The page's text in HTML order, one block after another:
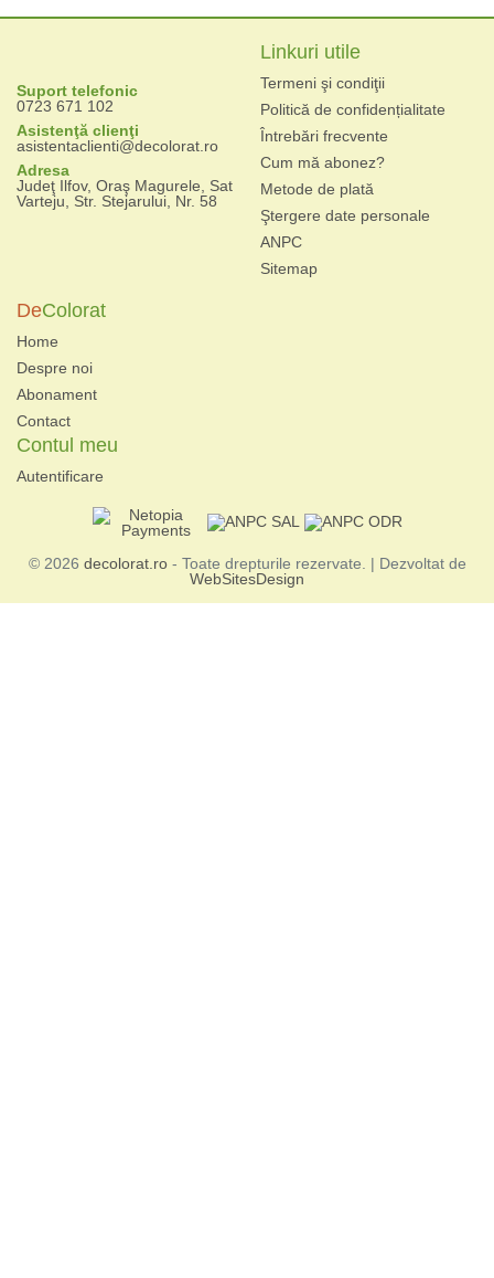
Suport telefonic
0723 671 102
Asistenţă clienţi
asistentaclienti@decolorat.ro
Adresa
Judeţ Ilfov, Oraş Magurele, Sat
Varteju, Str. Stejarului, Nr. 58
Linkuri utile
Termeni şi condiţii
Politică de confidențialitate
Întrebări frecvente
Cum mă abonez?
Metode de plată
Ştergere date personale
ANPC
Sitemap
DeColorat
Home
Despre noi
Abonament
Contact
Contul meu
Autentificare
© 2026 decolorat.ro- Toate drepturile rezervate. | Dezvoltat de
WebSitesDesign